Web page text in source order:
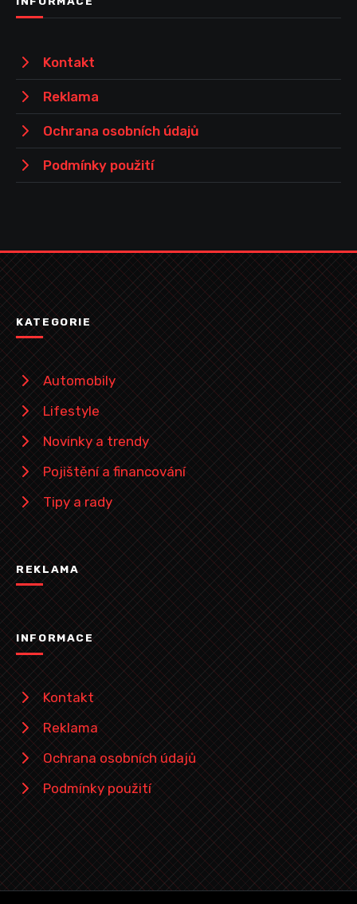
Kontakt
Reklama
Ochrana osobních údajů
Podmínky použití
KATEGORIE
Automobily
Lifestyle
Novinky a trendy
Pojištění a financování
Tipy a rady
REKLAMA
INFORMACE
Kontakt
Reklama
Ochrana osobních údajů
Podmínky použití